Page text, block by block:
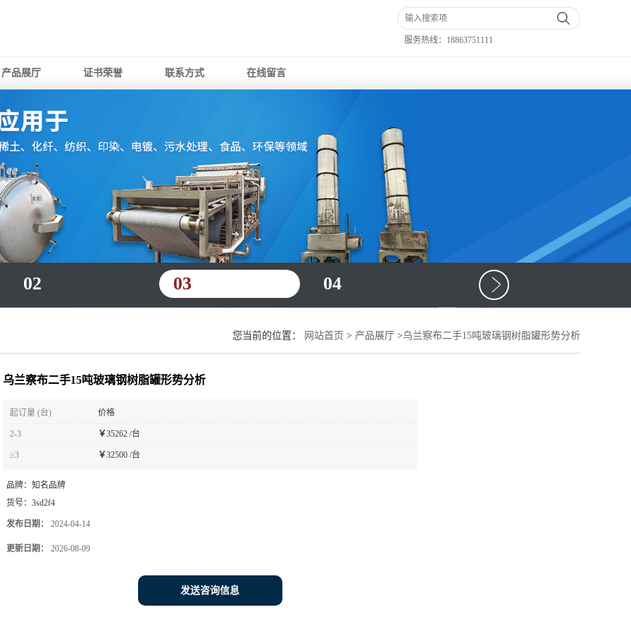
服务热线： 18863751111
产品展厅 证书荣誉 联系方式 在线留言
02 03 04
您当前的位置： 网站首页 > 产品展厅 >乌兰察布二手15吨玻璃钢树脂罐形势分析
乌兰察布二手15吨玻璃钢树脂罐形势分析
起订量 (台) 价格
2-3 ￥35262 /台
≥3 ￥32500 /台
品牌： 知名品牌
货号： 3sd2f4
发布日期： 2024-04-14
更新日期： 2026-08-09
发送咨询信息